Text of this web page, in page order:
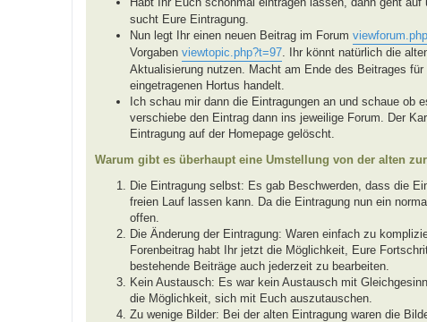
sucht Eure Eintragung.
Nun legt Ihr einen neuen Beitrag im Forum
Vorgaben viewtopic.php?t=97 . Ihr könnt natürlich die
Aktualisierung nutzen. Macht am Ende des Beitrages
eingetragenen Hortus handelt.
Ich schau mir dann die Eintragungen an und schaue ob
verschiebe den Eintrag dann ins jeweilige Forum. Der
Eintragung auf der Homepage gelöscht.
Warum gibt es überhaupt eine Umstellung von der alten
Die Eintragung selbst: Es gab Beschwerden, dass die
freien Lauf lassen kann. Da die Eintragung nun ein
offen.
Die Änderung der Eintragung: Waren einfach zu
Forenbeitrag habt Ihr jetzt die Möglichkeit, Eure
bestehende Beiträge auch jederzeit zu bearbeiten.
Kein Austausch: Es war kein Austausch mit
die Möglichkeit, sich mit Euch auszutauschen.
Zu wenige Bilder: Bei der alten Eintragung waren die